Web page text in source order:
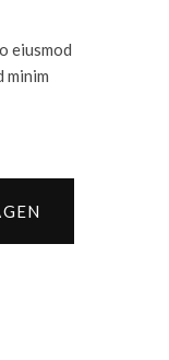
eiusmod
minim